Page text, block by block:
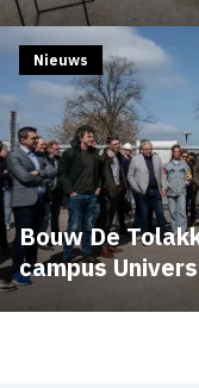
Bouw De
campus
Nieuws